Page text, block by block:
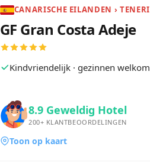
GF Gran Costa Adeje
Kindvriendelijk · gezinnen welkom
8.9 Geweldig Hotel
200+ KLANTBEOORDELINGEN
Toon op kaart